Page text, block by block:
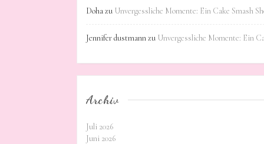
Dohazu Unvergessliche Momente: Ein Cake Smash
Jennifer dustmannzu Unvergessliche Momente: Ein
Archiv
Juli 2026
Juni 2026